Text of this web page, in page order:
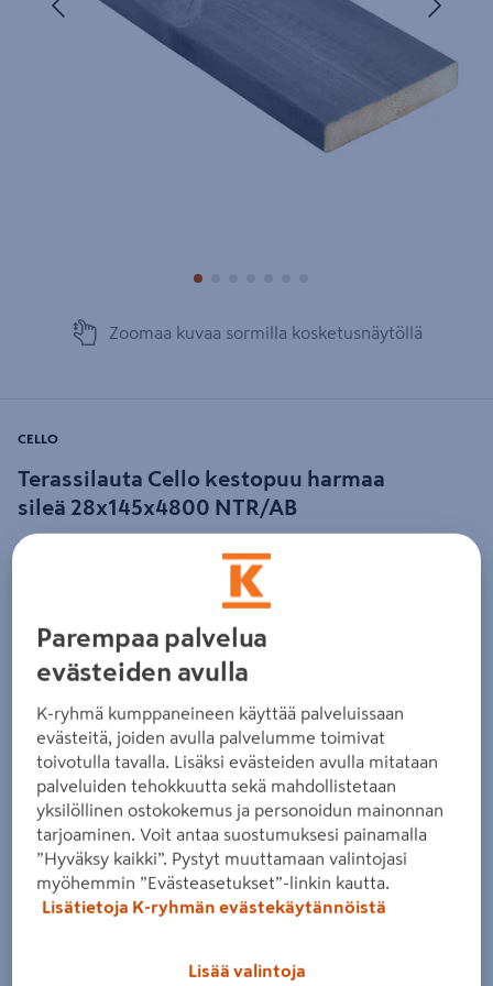
Zoomaa kuvaa sormilla kosketusnäytöllä
Terassilauta Cello kestopuu harmaa
sileä 28x145x4800 NTR/AB
CELLO
Tuotenumero
Painekyllästetty ja kuumaöljykäsitelty terassilauta.
Harmaan sävy tasaantuu kauniisti jo muutamassa
kuukaudessa. Uusintakäsittely 5-10 vuoden kuluttua.
muotopysyvä
parantunut lahonkesto
hyvä värin pysyvyys
Lue koko tuotekuvaus
Katso vastuullisuustiedot
Parempaa palvelua
evästeiden avulla
K-ryhmä kumppaneineen käyttää palveluissaan
evästeitä, joiden avulla palvelumme toimivat
toivotulla tavalla. Lisäksi evästeiden avulla mitataan
palveluiden tehokkuutta sekä mahdollistetaan
yksilöllinen ostokokemus ja personoidun mainonnan
tarjoaminen. Voit antaa suostumuksesi painamalla
”Hyväksy kaikki”. Pystyt muuttamaan valintojasi
myöhemmin ”Evästeasetukset”-linkin kautta.
Lisätietoja K-ryhmän evästekäytännöistä
Lisää valintoja